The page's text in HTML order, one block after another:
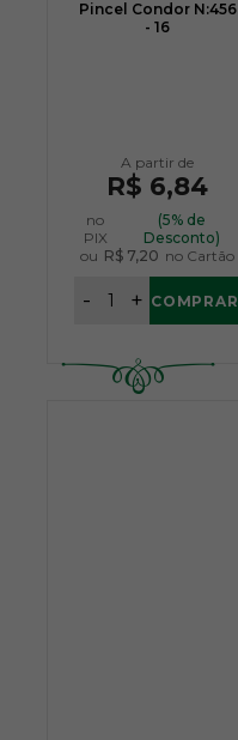
Pincel Condor N:456
- 16
R$ 6,84
no
PIX
(5% de
Desconto)
ou R$ 7,20 no Cartão
+
- COMPRAR